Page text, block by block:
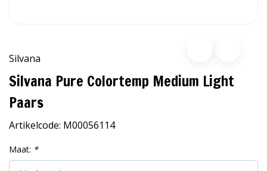
Silvana
Silvana Pure Colortemp Medium Light
Paars
Artikelcode: M00056114
Maat: *